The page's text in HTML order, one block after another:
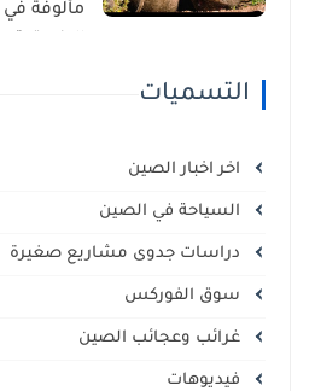
مألوفة في
التسميات
اخر اخبار الصين
السياحة في الصين
دراسات جدوى مشاريع صغيرة
سوق الفوركس
غرائب وعجائب الصين
فيديوهات